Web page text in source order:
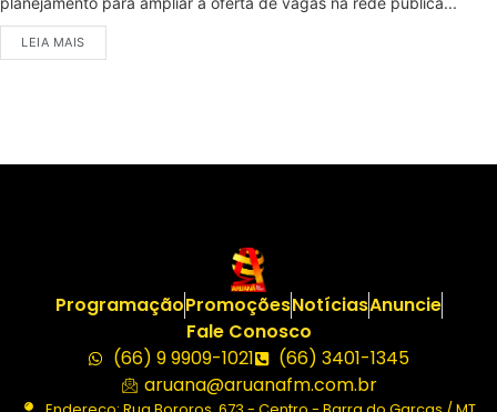
LEIA MAIS
ProgramaçãoPromoçõesNotíciasAnuncie
Fale Conosco
(66) 9 9909-1021
(66) 3401-1345
aruana@aruanafm.com.br